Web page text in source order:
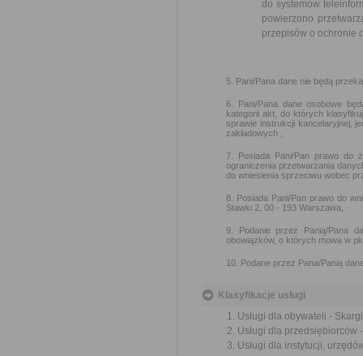
do systemów
powierzono
przepisów o ochronie
5. Pani/Pana dane nie będą
6. Pani/Pana dane osobowe
kategorii akt, do których
sprawie instrukcji kancelaryjnej,
zakładowych ,
7. Posiada Pani/Pan prawo do
ograniczenia przetwarzania
do wniesienia sprzeciwu wobec
8. Posiada Pani/Pan prawo do
Stawki 2, 00 - 193 Warszawa,
9. Podanie przez Panią/Pana
obowiązków, o których mowa w
10. Podane przez Pana/Panią
Klasyfikacje usługi
Usługi dla obywateli -
Usługi dla przedsiębiorców
Usługi dla instytucji,